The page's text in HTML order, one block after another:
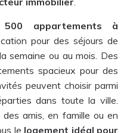
500 appartements à
pour des séjours de
semaine ou au mois. Des
spacieux pour des
peuvent choisir parmi
dans toute la ville.
amis, en famille ou en
le logement idéal pour